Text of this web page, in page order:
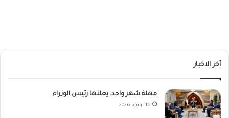
أخر الاخبار
مهلة شهر واحد..يعلنها رئيس الوزراء
16 يونيو، 2026